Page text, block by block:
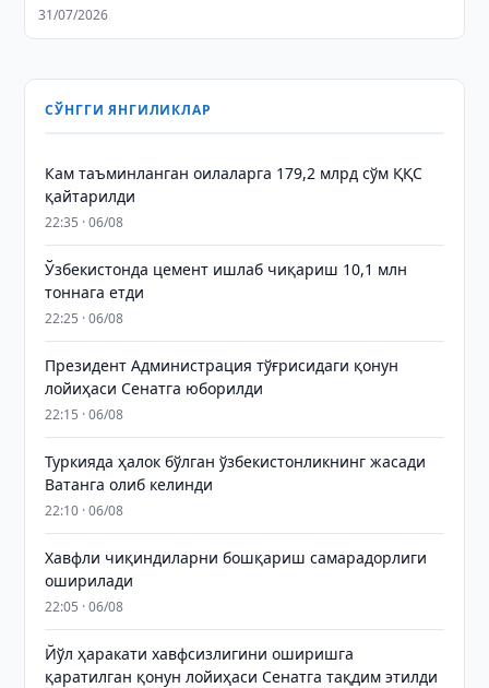
31/07/2026
СЎНГГИ ЯНГИЛИКЛАР
Кам таъминланган оилаларга 179,2 млрд сўм ҚҚС
қайтарилди
22:35 · 06/08
Ўзбекистонда цемент ишлаб чиқариш 10,1 млн
тоннага етди
22:25 · 06/08
Президент Администрация тўғрисидаги қонун
лойиҳаси Сенатга юборилди
22:15 · 06/08
Туркияда ҳалок бўлган ўзбекистонликнинг жасади
Ватанга олиб келинди
22:10 · 06/08
Хавфли чиқиндиларни бошқариш самарадорлиги
оширилади
22:05 · 06/08
Йўл ҳаракати хавфсизлигини оширишга
қаратилган қонун лойиҳаси Сенатга тақдим этилди